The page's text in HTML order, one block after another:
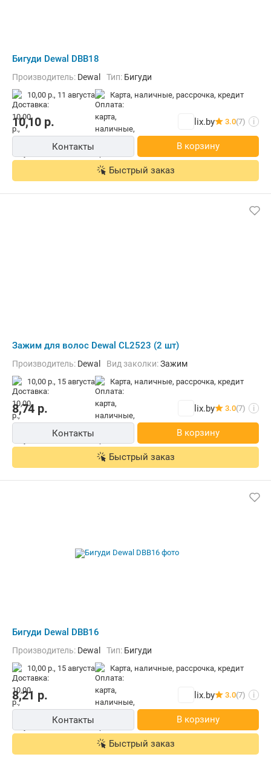
Бигуди Dewal DBB18
Производитель: Dewal Тип: Бигуди
10,00 р., 11 августа карта, наличные, рассрочка, кредит
10,10 р. lix.by 3.0(7) i
Контакты В корзину
Быстрый заказ
Зажим для волос Dewal CL2523 (2 шт)
Производитель: Dewal Вид заколки:Зажим
10,00 р., 15 августа карта, наличные, рассрочка, кредит
8,74 р. lix.by 3.0(7) i
Контакты В корзину
Быстрый заказ
Бигуди Dewal DBB16
Производитель: Dewal Тип: Бигуди
10,00 р., 15 августа карта, наличные, рассрочка, кредит
8,21 р. lix.by 3.0(7) i
Контакты В корзину
Быстрый заказ